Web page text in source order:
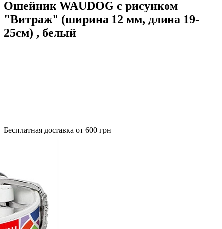
Ошейник WAUDOG с рисунком
"Витраж" (ширина 12 мм, длина 19-
25см) , белый
Бесплатная доставка от 600 грн